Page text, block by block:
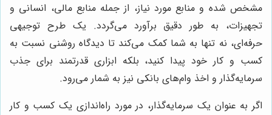
مشخص شده و منابع مورد نیاز، از جمله منابع مالی، انسانی و
تجهیزات، به طور دقیق برآورد می‌گردد. یک طرح توجیهی
حرفه‌ای، نه تنها به شما کمک می‌کند تا دیدگاه روشنی نسبت به
کسب و کار خود پیدا کنید، بلکه ابزاری قدرتمند برای جذب
سرمایه‌گذار و اخذ وام‌های بانکی نیز به شمار می‌رود.
اگر به عنوان یک سرمایه‌گذار، در مورد راه‌اندازی یک کسب و کار